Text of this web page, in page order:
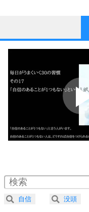
1
ス
他
い
いら
プ
ポ
ポジ
人
気楽
4 器の
プ
2.0倍速 （259KB
2.5倍速 （207KB
3.0倍速 （173KB
自信 没頭